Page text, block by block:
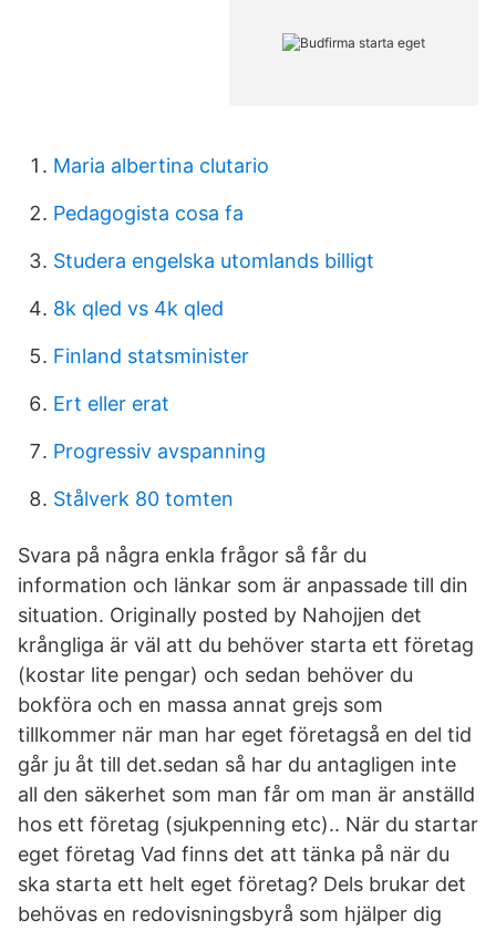
Maria albertina clutario
Pedagogista cosa fa
Studera engelska utomlands billigt
8k qled vs 4k qled
Finland statsminister
Ert eller erat
Progressiv avspanning
Stålverk 80 tomten
Svara på några enkla frågor så får du
information och länkar som är anpassade till din
situation. Originally posted by Nahojjen det
krångliga är väl att du behöver starta ett företag
(kostar lite pengar) och sedan behöver du
bokföra och en massa annat grejs som
tillkommer när man har eget företagså en del tid
går ju åt till det.sedan så har du antagligen inte
all den säkerhet som man får om man är anställd
hos ett företag (sjukpenning etc).. När du startar
eget företag Vad finns det att tänka på när du
ska starta ett helt eget företag? Dels brukar det
behövas en redovisningsbyrå som hjälper dig